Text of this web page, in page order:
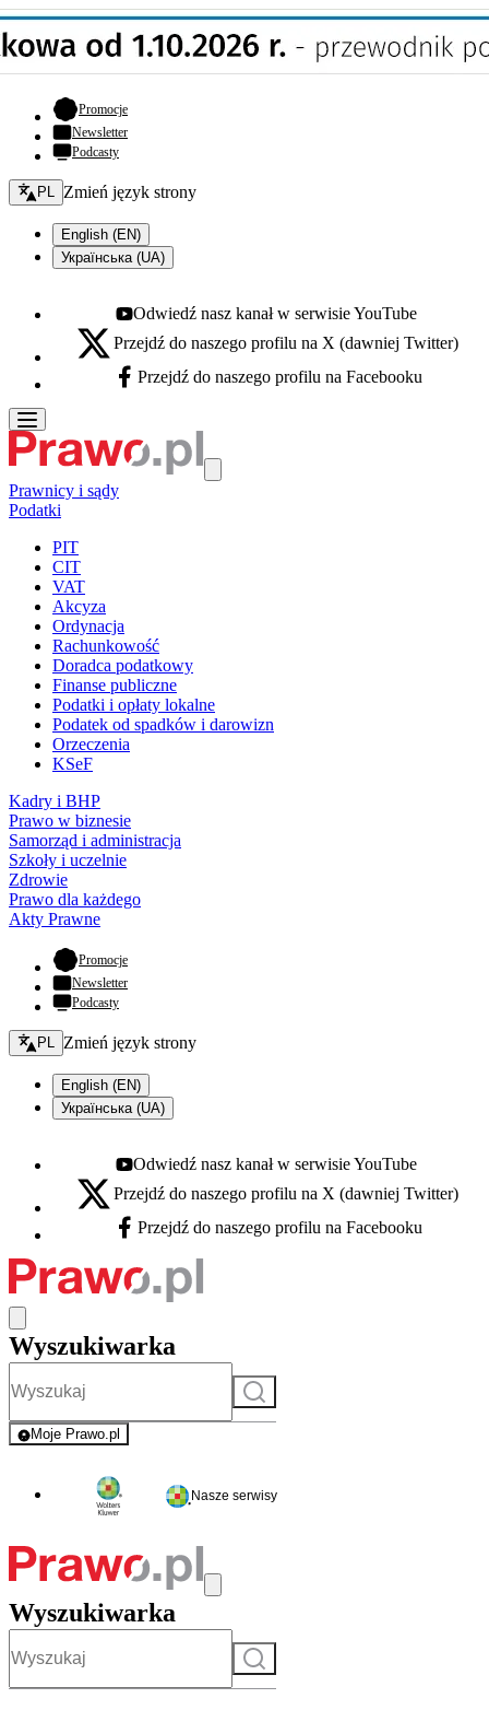
Promocje- otwiera się w nowej karcie
Newsletter
Podcasty
Zmień język - bieżący:
PL Zmień język strony
English (EN)
Українська (UA)
Youtube - otwiera się w nowej karcie
Odwiedź nasz kanał w serwisie YouTube
X - otwiera się w nowej karcie
Przejdź do naszego profilu na X (dawniej Twitter)
Facebook - otwiera się w nowej karcie
Przejdź do naszego profilu na Facebooku
Prawnicy i sądy
Podatki
PIT
CIT
VAT
Akcyza
Ordynacja
Rachunkowość
Doradca podatkowy
Finanse publiczne
Podatki i opłaty lokalne
Podatek od spadków i darowizn
Orzeczenia
KSeF
Kadry i BHP
Prawo w biznesie
Samorząd i administracja
Szkoły i uczelnie
Zdrowie
Prawo dla każdego
Akty Prawne
Promocje- otwiera się w nowej karcie
Newsletter
Podcasty
Zmień język - bieżący:
PL Zmień język strony
English (EN)
Українська (UA)
Youtube - otwiera się w nowej karcie
Odwiedź nasz kanał w serwisie YouTube
X - otwiera się w nowej karcie
Przejdź do naszego profilu na X (dawniej Twitter)
Facebook - otwiera się w nowej karcie
Przejdź do naszego profilu na Facebooku
Wyszukiwarka
Szukaj
Moje Prawo.pl
- rejestracja i logowanie do serwisu
Nasze serwisy
Wyszukiwarka
Szukaj